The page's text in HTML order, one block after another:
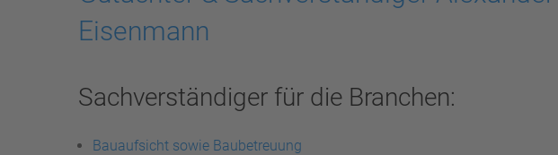
Eisenmann
Sachverständiger für die Branchen:
Bauaufsicht sowie Baubetreuung